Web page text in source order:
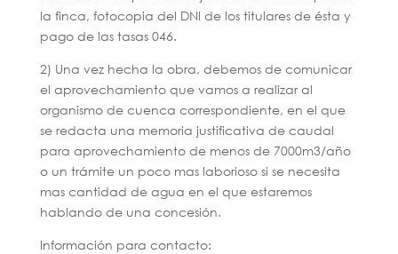
la finca, fotocopia del DNI de los titulares de ésta y
pago de las tasas 046.
2) Una vez hecha la obra, debemos de comunicar
el aprovechamiento que vamos a realizar al
organismo de cuenca correspondiente, en el que
se redacta una memoria justificativa de caudal
para aprovechamiento de menos de 7000m3/año
o un trámite un poco mas laborioso si se necesita
mas cantidad de agua en el que estaremos
hablando de una concesión.
Información para contacto: